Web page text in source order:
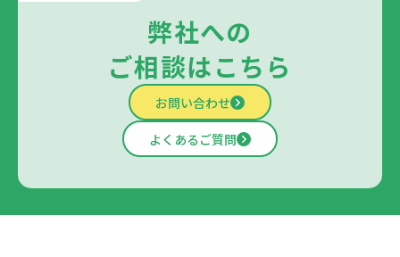
弊社への
ご相談はこちら
お問い合わせ
よくあるご質問